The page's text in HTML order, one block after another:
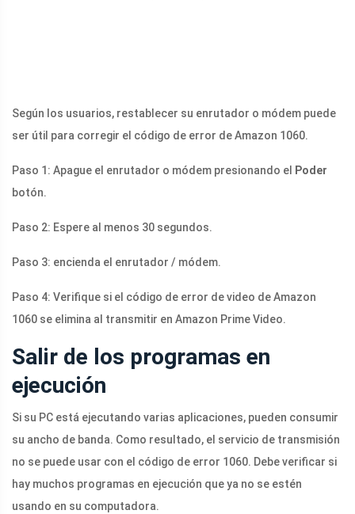
Según los usuarios, restablecer su enrutador o módem puede
ser útil para corregir el código de error de Amazon 1060.
Paso 1: Apague el enrutador o módem presionando el
Poder
botón.
Paso 2: Espere al menos 30 segundos.
Paso 3: encienda el enrutador / módem.
Paso 4: Verifique si el código de error de video de Amazon
1060 se elimina al transmitir en Amazon Prime Video.
Salir de los programas en
ejecución
Si su PC está ejecutando varias aplicaciones, pueden consumir
su ancho de banda. Como resultado, el servicio de transmisión
no se puede usar con el código de error 1060. Debe verificar si
hay muchos programas en ejecución que ya no se estén
usando en su computadora.